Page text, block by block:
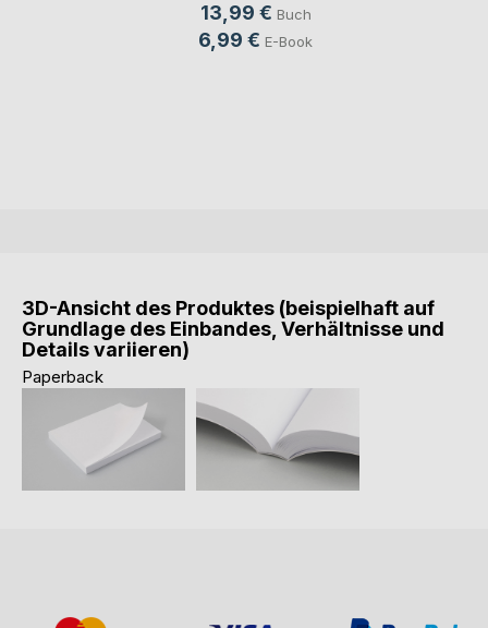
13,99 € Buch
6,99 € E-Book
3D-Ansicht des Produktes (beispielhaft auf
Grundlage des Einbandes, Verhältnisse und
Details variieren)
Paperback